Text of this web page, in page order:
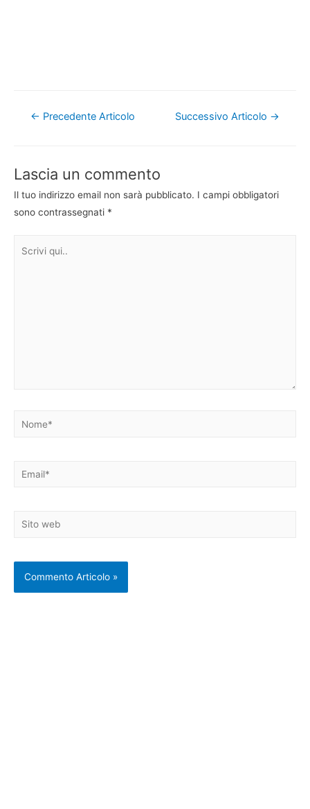
Navigazione
← Precedente Articolo Successivo Articolo →
Lascia un commento
Il tuo indirizzo email non sarà pubblicato. I campi obbligatori
sono contrassegnati *
Nome*
Email*
Sito